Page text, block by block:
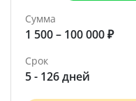
Сумма
1 500 – 100 000 ₽
Срок
5 - 126 дней